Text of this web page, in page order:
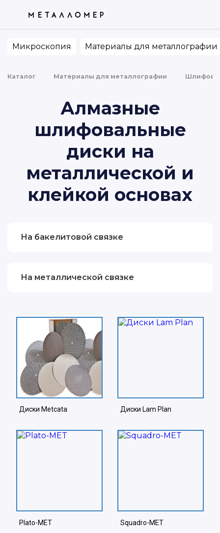
НАШЛОСЬ. ПОПРОБУЙТЕ ИЗМЕНИТЬ ФРАЗУ
Микроскопия Материалы для металлографии
Каталог Материалы для металлографии
Алмазные
шлифовальные
диски на
металлической и
клейкой основах
На бакелитовой связке
На металлической связке
Диски Metcata Диски Lam Plan
Plato-MET Squadro-MET